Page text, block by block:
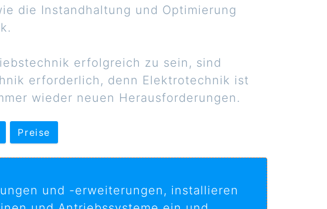
die Instandhaltung und Optimierung
erfolgreich zu sein, sind
erforderlich, denn Elektrotechnik ist
wieder neuen Herausforderungen.
Preise
und -erweiterungen, installieren